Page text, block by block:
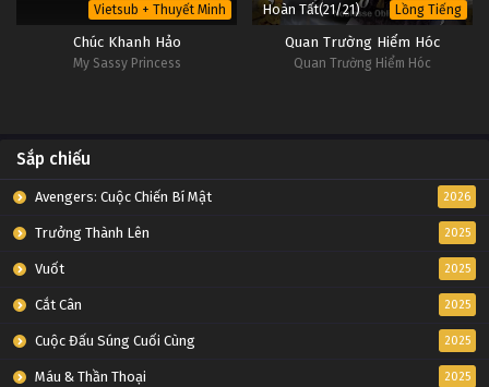
Vietsub + Thuyết Minh
Chúc Khanh Hảo
My Sassy Princess
Hoàn Tất(21/21) Lồng Tiếng
Quan Trường Hiểm Hóc
Quan Trường Hiểm Hóc
Sắp chiếu
Avengers: Cuộc Chiến Bí Mật 2026
Trưởng Thành Lên 2025
Vuốt 2025
Cắt Cân 2025
Cuộc Đấu Súng Cuối Cùng 2025
Máu & Thần Thoại 2025